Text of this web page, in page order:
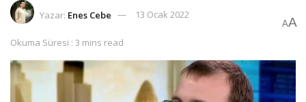
Yazar: Enes Cebe 13 Ocak 2022
Okuma Süresi : 3 mins read
AA